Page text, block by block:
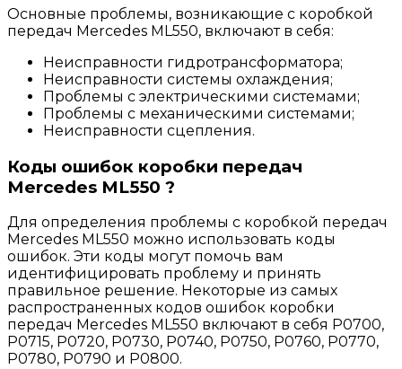
Основные проблемы, возникающие с коробкой
передач Mercedes ML550, включают в себя:
Неисправности гидротрансформатора;
Неисправности системы охлаждения;
Проблемы с электрическими системами;
Проблемы с механическими системами;
Неисправности сцепления.
Коды ошибок коробки передач
Mercedes ML550 ?
Для определения проблемы с коробкой передач
Mercedes ML550 можно использовать коды
ошибок. Эти коды могут помочь вам
идентифицировать проблему и принять
правильное решение. Некоторые из самых
распространенных кодов ошибок коробки
передач Mercedes ML550 включают в себя P0700,
P0715, P0720, P0730, P0740, P0750, P0760, P0770,
P0780, P0790 и P0800.